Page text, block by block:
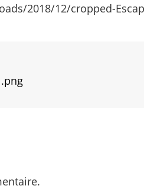
2018/12/cropped-